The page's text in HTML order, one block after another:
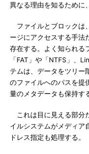
異なる理由を知るために
ファイルとブロックは
ージにアクセスする手法
存在する。よく知られる
「FAT」や「NTFS」、
テムは、データをツリー
のファイルへのパスを提
量のメタデータも保持す
これは目に見える部分
イルシステムがメディア
ドレス指定も処理する。